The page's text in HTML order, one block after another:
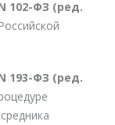
102-ФЗ (ред.
193-ФЗ (ред.